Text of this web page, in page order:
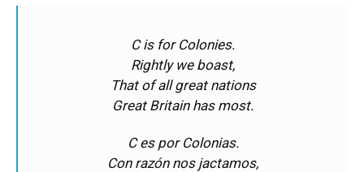
C is for Colonies.
Rightly we boast,
That of all great nations
Great Britain has most.
C es por Colonias.
Con razón nos jactamos,